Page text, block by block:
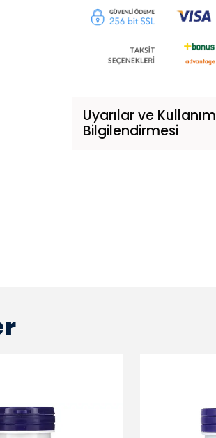
Uyarılar ve Kullanım
Bilgilendirmesi